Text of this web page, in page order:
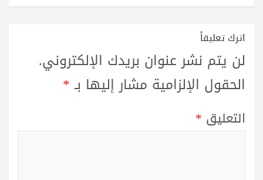
اترك تعليقاً
لن يتم نشر عنوان بريدك الإلكتروني.
الحقول الإلزامية مشار إليها بـ*
التعليق *